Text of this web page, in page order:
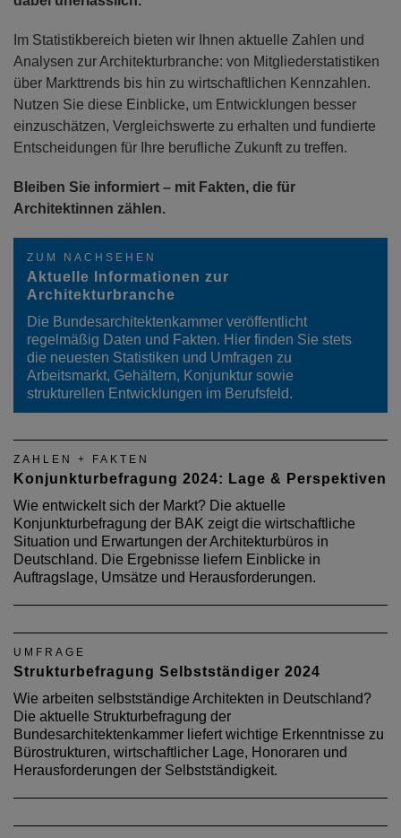
Im Statistikbereich bieten wir Ihnen aktuelle Zahlen und
Analysen zur Architekturbranche: von Mitgliederstatistiken
über Markttrends bis hin zu wirtschaftlichen Kennzahlen.
Nutzen Sie diese Einblicke, um Entwicklungen besser
einzuschätzen, Vergleichswerte zu erhalten und fundierte
Entscheidungen für Ihre berufliche Zukunft zu treffen.
Bleiben Sie informiert – mit Fakten, die für
Architektinnen zählen.
ZUM NACHSEHEN
Aktuelle Informationen zur
Architekturbranche
Die Bundesarchitektenkammer veröffentlicht
regelmäßig Daten und Fakten. Hier finden Sie stets
die neuesten Statistiken und Umfragen zu
Arbeitsmarkt, Gehältern, Konjunktur sowie
strukturellen Entwicklungen im Berufsfeld.
ZAHLEN + FAKTEN
Konjunkturbefragung 2024: Lage & Perspektiven
Wie entwickelt sich der Markt? Die aktuelle
Konjunkturbefragung der BAK zeigt die wirtschaftliche
Situation und Erwartungen der Architekturbüros in
Deutschland. Die Ergebnisse liefern Einblicke in
Auftragslage, Umsätze und Herausforderungen.
UMFRAGE
Strukturbefragung Selbstständiger 2024
Wie arbeiten selbstständige Architekten in Deutschland?
Die aktuelle Strukturbefragung der
Bundesarchitektenkammer liefert wichtige Erkenntnisse zu
Bürostrukturen, wirtschaftlicher Lage, Honoraren und
Herausforderungen der Selbstständigkeit.